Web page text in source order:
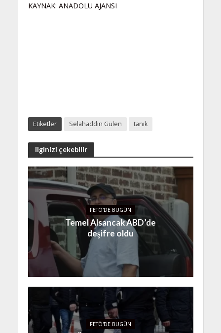
KAYNAK: ANADOLU AJANSI
Etiketler Selahaddin Gülen tanık
ilginizi çekebilir
FETÖ'DE BUGÜN
Temel Alsancak ABD’de
deşifre oldu
FETÖ'DE BUGÜN